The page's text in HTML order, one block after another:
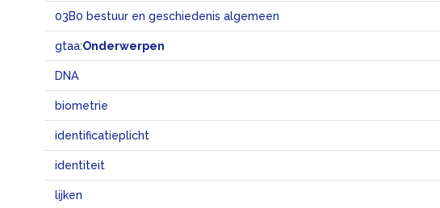
03B0 bestuur en geschiedenis algemeen
gtaa:Onderwerpen
DNA
biometrie
identificatieplicht
identiteit
lijken